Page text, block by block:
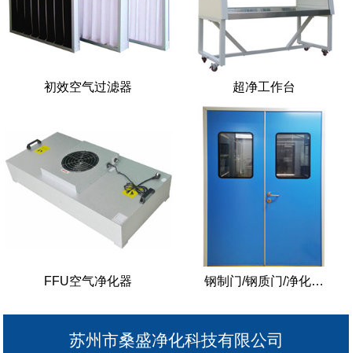
初效空气过滤器 超净工作台
FFU空气净化器 钢制门/钢质门/净化…
苏州市桑盛净化科技有限公司